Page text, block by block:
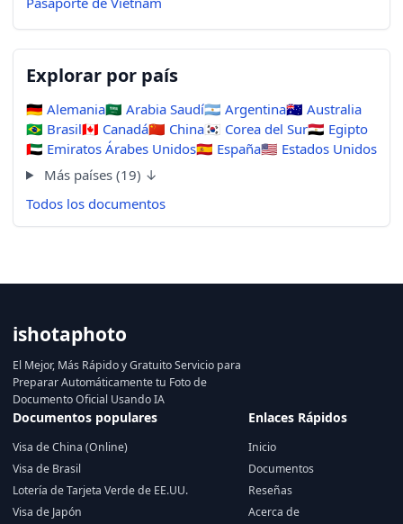
Explorar por país
🇩🇪 Alemania🇸🇦 Arabia Saudí🇦🇷 Argentina🇦🇺 Australia
🇧🇷 Brasil🇨🇦 Canadá🇨🇳 China🇰🇷 Corea del Sur🇪🇬 Egipto
🇦🇪 Emiratos Árabes Unidos🇪🇸 España🇺🇸 Estados Unidos
Más países (19) ↓
Todos los documentos
ishotaphoto
El Mejor, Más Rápido y Gratuito Servicio para
Preparar Automáticamente tu Foto de
Documento Oficial Usando IA
Documentos populares
Visa de China (Online)
Visa de Brasil
Lotería de Tarjeta Verde de EE.UU.
Visa de Japón
Enlaces Rápidos
Inicio
Documentos
Reseñas
Acerca de